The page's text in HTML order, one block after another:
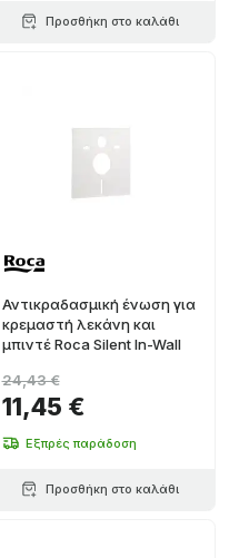
Προσθήκη στο καλάθι
Αντικραδασμική ένωση για
κρεμαστή λεκάνη και
μπιντέ Roca Silent In-Wall
11,45 €
24,43 €
Εξπρές παράδοση
Προσθήκη στο καλάθι